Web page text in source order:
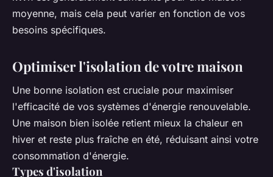
moyenne, mais cela peut varier en fonction de vos
besoins spécifiques.
Optimiser l'isolation de votre maison
Une bonne isolation est cruciale pour maximiser
l'efficacité de vos systèmes d'énergie renouvelable.
Une maison bien isolée retient mieux la chaleur en
hiver et reste plus fraîche en été, réduisant ainsi votre
consommation d'énergie.
Types d'isolation